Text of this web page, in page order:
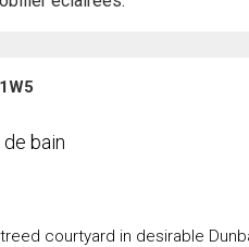
bain
courtyard in desirable